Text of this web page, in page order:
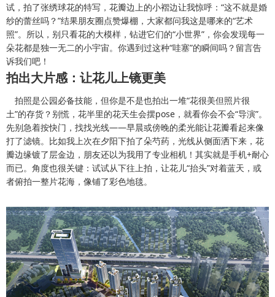
试，拍了张绣球花的特写，花瓣边上的小褶边让我惊呼：“这不就是婚
纱的蕾丝吗？”结果朋友圈点赞爆棚，大家都问我这是哪来的“艺术
照”。所以，别只看花的大模样，钻进它们的“小世界”，你会发现每一
朵花都是独一无二的小宇宙。你遇到过这种“哇塞”的瞬间吗？留言告
诉我们吧！
拍出大片感：让花儿上镜更美
拍照是公园必备技能，但你是不是也拍出一堆“花很美但照片很
土”的存货？别慌，花半里的花天生会摆pose，就看你会不会“导演”。
先别急着按快门，找找光线——早晨或傍晚的柔光能让花瓣看起来像
打了滤镜。比如我上次在夕阳下拍了朵芍药，光线从侧面洒下来，花
瓣边缘镀了层金边，朋友还以为我用了专业相机！其实就是手机+耐心
而已。角度也很关键：试试从下往上拍，让花儿“抬头”对着蓝天，或
者俯拍一整片花海，像铺了彩色地毯。